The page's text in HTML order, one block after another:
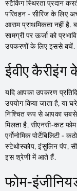
स्टैकिंग स्थिरता प्रदान
परिवहन - सीरिंज के लिए
आराम प्राथमिकता नहीं है.
सामग्री पर ऊर्जा को
उपकरणों के लिए इससे बचें.
ईवीए
यदि आपका उपकरण
उपयोग किया जाता है, या
निश्चित रूप से आपका सबसे
मिलता है, सीएनसी-कट
एर्गोनोमिक पोर्टेबिलिटी
स्टेथोस्कोप, इंसुलिन पंप,
इस श्रेणी में आते हैं.
फोम-